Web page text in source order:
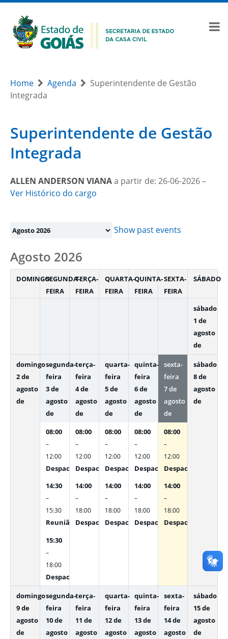
Home Agenda
Superintendente de Gestão
Integrada
Superintendente de Gestão
Integrada
ALLEN ANDERSON VIANAa partir de: 26-06-2026 –
Ver Histórico do cargo
selection
Show past events
Agosto 2026
DOMINGOSEGUNDA-
FEIRA
TERÇA-
FEIRA
QUARTA-
FEIRA
QUINTA-
FEIRA
SEXTA-
FEIRA
SÁBADO
sábado
1 de
agosto
de
domingo
2 de
agosto
de
segunda-
feira
3 de
agosto
de
08:00
–
12:00
Despachos Internos
14:30
–
15:30
Reunião do Comite Setorial
15:30
–
18:00
Despachos Internos [In-person]
terça-
feira
4 de
agosto
de
08:00
–
12:00
Despachos Internos
14:00
–
18:00
Despachos Internos
quarta-
feira
5 de
agosto
de
08:00
–
12:00
Despachos Internos
14:00
–
18:00
Despachos Internos
quinta-
feira
6 de
agosto
de
08:00
–
12:00
Despachos Internos
14:00
–
18:00
Despachos Internos
sexta-
feira
7 de
agosto
de
08:00
–
12:00
Despachos
14:00
–
18:00
Despachos
sábado
8 de
agosto
de
domingo
9 de
agosto
de
segunda-
feira
10 de
agosto
terça-
feira
11 de
agosto
quarta-
feira
12 de
agosto
quinta-
feira
13 de
agosto
sexta-
feira
14 de
agosto
sábado
15 de
agosto
de